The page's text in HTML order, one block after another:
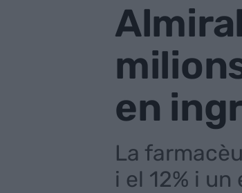
en
La
i el 12% i